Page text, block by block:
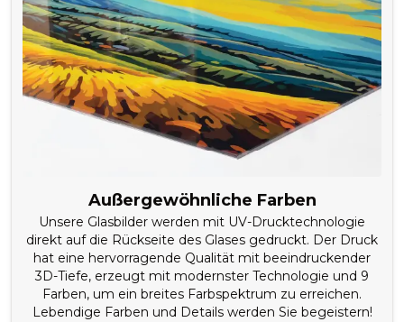
Außergewöhnliche Farben
Unsere Glasbilder werden mit UV-Drucktechnologie
direkt auf die Rückseite des Glases gedruckt. Der Druck
hat eine hervorragende Qualität mit beeindruckender
3D-Tiefe, erzeugt mit modernster Technologie und 9
Farben, um ein breites Farbspektrum zu erreichen.
Lebendige Farben und Details werden Sie begeistern!